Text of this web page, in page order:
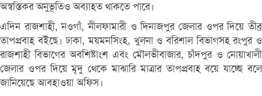
অস্বস্তিকর অনুভূতিও অব্যাহত থাকতে পারে।
এদিন রাজশাহী, নওগাঁ, নীলফামারী ও দিনাজপুর জেলার ওপর দিয়ে তীব্র
তাপপ্রবাহ বইছে। ঢাকা, ময়মনসিংহ, খুলনা ও বরিশাল বিভাগসহ রংপুর ও
রাজশাহী বিভাগের অবশিষ্টাংশ এবং মৌলভীবাজার, চাঁদপুর ও নোয়াখালী
জেলার ওপর দিয়ে মৃদু থেকে মাঝারি মাত্রার তাপপ্রবাহ বয়ে যাচ্ছে বলে
জানিয়েছে আবহাওয়া অফিস।